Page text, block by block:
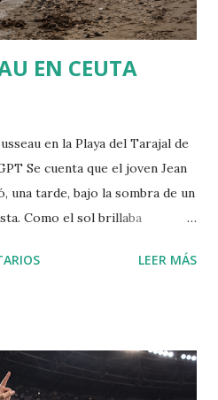
EN CEUTA
en la Playa del Tarajal de
Se cuenta que el joven Jean
una tarde, bajo la sombra de un
Como el sol brillaba
el periódico que le había
de la desigualdad entre los
por la ley natural?". Jean
LEER MÁS